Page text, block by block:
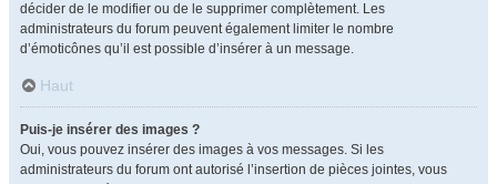
décider de le modifier ou de le supprimer complètement. Les
administrateurs du forum peuvent également limiter le nombre
d’émoticônes qu’il est possible d’insérer à un message.
Haut
Puis-je insérer des images ?
Oui, vous pouvez insérer des images à vos messages. Si les
administrateurs du forum ont autorisé l’insertion de pièces jointes, vous